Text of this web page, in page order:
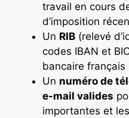
travail en cours
d’imposition
Un RIB (relevé
codes IBAN et
bancaire français
Un numéro de
e-mail valides
importantes et